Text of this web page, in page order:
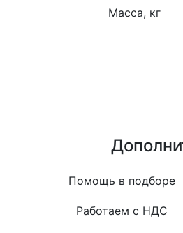
Масса, кг
Помощь в подборе
Работаем с НДС